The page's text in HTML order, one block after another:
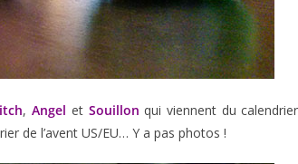
,Angel et Souillon qui viennent du
de l’avent US/EU… Y a pas photos !